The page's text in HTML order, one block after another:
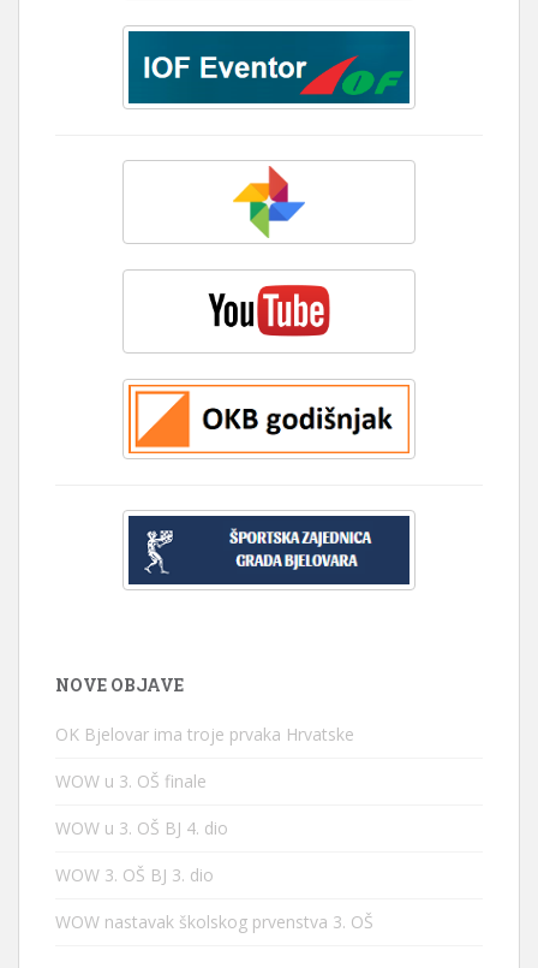
NOVE OBJAVE
OK Bjelovar ima troje prvaka Hrvatske
WOW u 3. OŠ finale
WOW u 3. OŠ BJ 4. dio
WOW 3. OŠ BJ 3. dio
WOW nastavak školskog prvenstva 3. OŠ